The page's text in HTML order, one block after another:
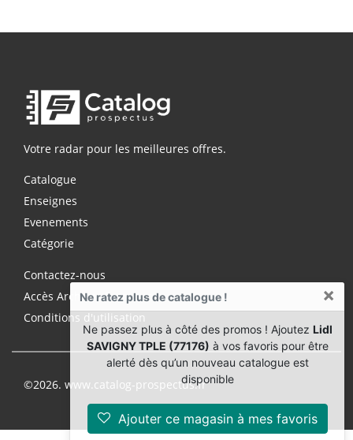
Ne ratez plus de catalogue ! ×
Ne passez plus à côté des promos ! Ajoutez Lidl
SAVIGNY TPLE (77176) à vos favoris pour être
alerté dès qu’un nouveau catalogue est
disponible
Ajouter ce magasin à mes favoris
Votre radar pour les meilleures offres.
Catalogue
Enseignes
Evenements
Catégorie
Contactez-nous
Accès Archives Premium
Conditions d'utilisation
©2026. www.catalog-prospectus.fr